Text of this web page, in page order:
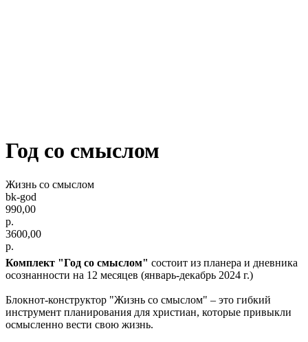
Год со смыслом
Жизнь со смыслом
bk-god
990,00
р.
3600,00
р.
Комплект "Год со смыслом" состоит из планера и дневника
осознанности на 12 месяцев (январь-декабрь 2024 г.)
Блокнот-конструктор "Жизнь со смыслом" – это гибкий
инструмент планирования для христиан, которые привыкли
осмысленно вести свою жизнь.